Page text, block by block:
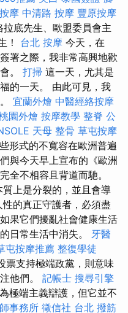
摩 中清路 按摩 豐原按摩
拉底先生、歐盟委員會主
！ 台北 按摩 今天，在
署之際，我非常高興地歡
。 打掃 這一天，尤其是
的一天。 由此可見，我
宜蘭外燴 中醫經絡按摩
園外燴 按摩教學 整脊 公
天母 整骨 草屯按摩
形式的不寬容在歐洲普遍
與今天早上宣布的《歐洲
全不相容且背道而馳。
上是分裂的，並且會導
的真正守護者，必須盡
果它們擾亂社會健康生活
日常生活中消失。 牙醫
屯按摩推薦 整復學徒
票支持極端政黨，則意味
他們。 記帳士 搜尋引擎
極端主義辯護，但它並不
事務所 徵信社 台北 撥筋